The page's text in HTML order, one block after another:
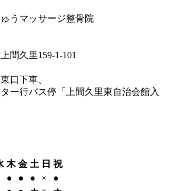
うマッサージ整骨院
間久里159-1-101
口下車、
ー行バス停「上間久里東自治会館入
木 金 土 日 祝
● ● ● ×
●